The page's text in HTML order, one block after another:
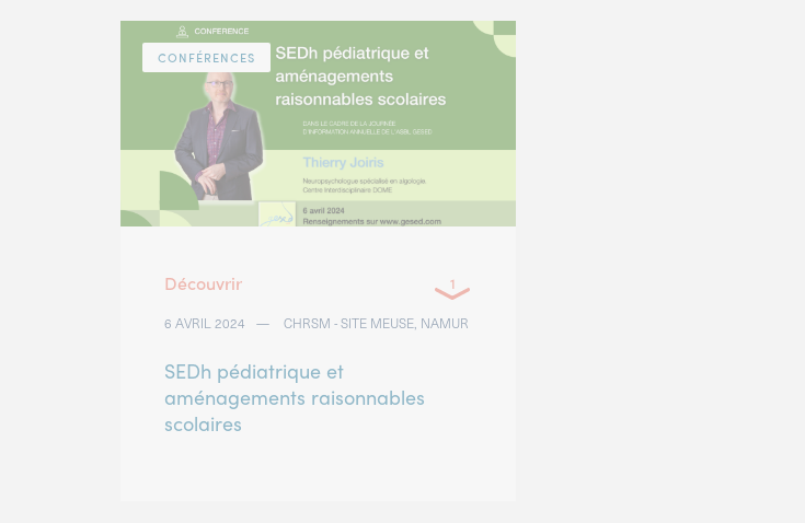
CONFÉRENCES
Découvrir
6 AVRIL 2024 CHRSM - SITE MEUSE, NAMUR
SEDh pédiatrique et
aménagements raisonnables
scolaires